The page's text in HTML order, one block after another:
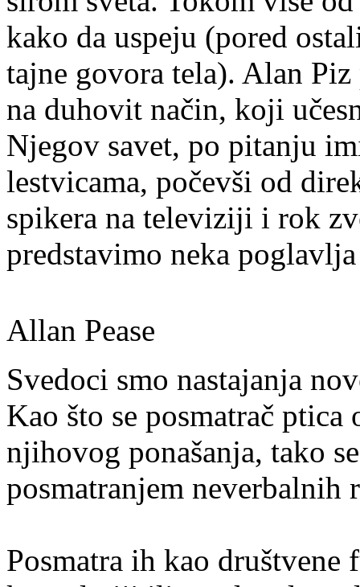
kako da uspeju (pored
tajne govora tela). Alan
na duhovit način, koji
Njegov savet, po pitanju
lestvicama, počevši od
spikera na televiziji i rok
predstavimo neka
Allan Pease
Svedoci smo nastajanja
Kao što se posmatrač
njihovog ponašanja, tako
posmatranjem
Posmatra ih kao